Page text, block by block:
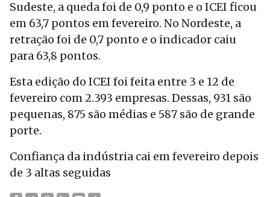
Sudeste, a queda foi de 0,9 ponto e o ICEI ficou
em 63,7 pontos em fevereiro. No Nordeste, a
retração foi de 0,7 ponto e o indicador caiu
para 63,8 pontos.
Esta edição do ICEI foi feita entre 3 e 12 de
fevereiro com 2.393 empresas. Dessas, 931 são
pequenas, 875 são médias e 587 são de grande
porte.
Confiança da indústria cai em fevereiro depois
de 3 altas seguidas